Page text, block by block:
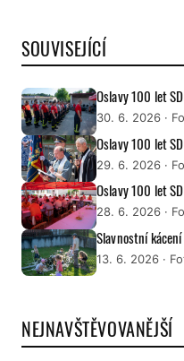
SOUVISEJÍCÍ
Oslavy 100 let
30. 6. 2026 ·
Oslavy 100 let
29. 6. 2026 ·
Oslavy 100 let
28. 6. 2026 ·
Slavnostní
13. 6. 2026 ·
NEJNAVŠTĚVOVANĚJŠÍ